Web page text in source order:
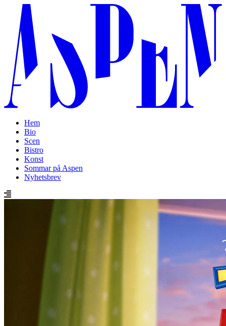
Hem
Bio
Scen
Bistro
Konst
Sommar på Aspen
Nyhetsbrev